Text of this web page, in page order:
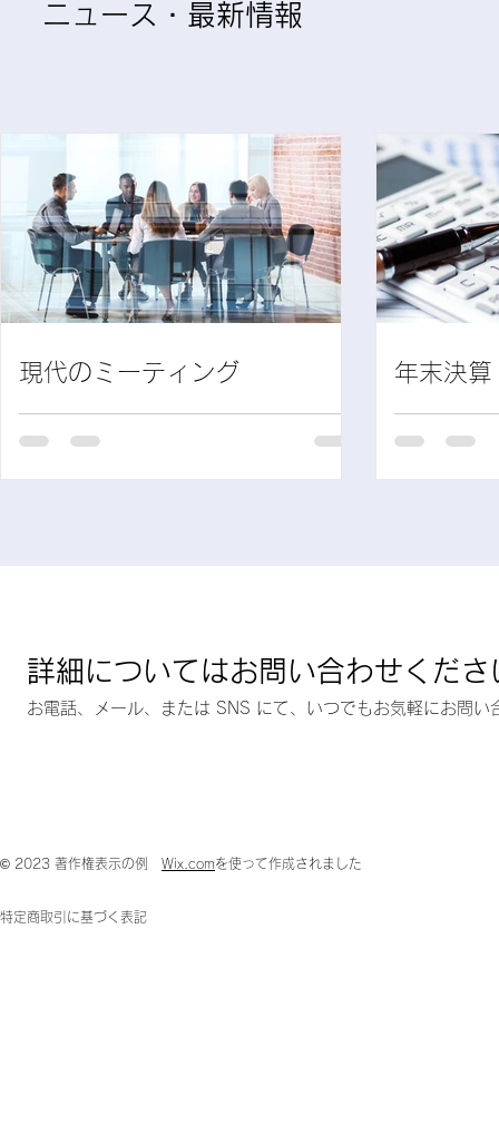
​ニュース・最新情報
現代のミーティング 年末決算
詳細についてはお問い合わせくださ
お電話、メール、または SNS にて、いつでもお気軽にお問い
© 2023 著作権表示の例 Wix.comを使って作成されました
特定商取引に基づく表記